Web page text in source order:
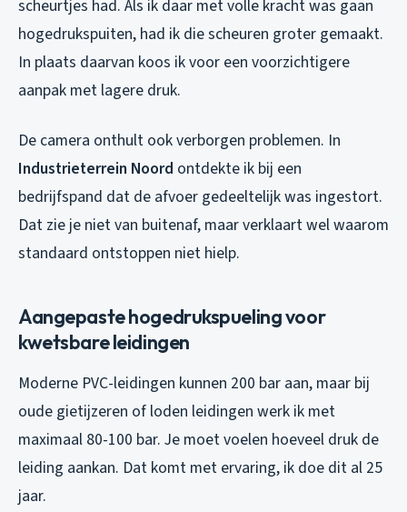
scheurtjes had. Als ik daar met volle kracht was gaan
hogedrukspuiten, had ik die scheuren groter gemaakt.
In plaats daarvan koos ik voor een voorzichtigere
aanpak met lagere druk.
De camera onthult ook verborgen problemen. In
Industrieterrein Noord ontdekte ik bij een
bedrijfspand dat de afvoer gedeeltelijk was ingestort.
Dat zie je niet van buitenaf, maar verklaart wel waarom
standaard ontstoppen niet hielp.
Aangepaste hogedrukspueling voor
kwetsbare leidingen
Moderne PVC-leidingen kunnen 200 bar aan, maar bij
oude gietijzeren of loden leidingen werk ik met
maximaal 80-100 bar. Je moet voelen hoeveel druk de
leiding aankan. Dat komt met ervaring, ik doe dit al 25
jaar.